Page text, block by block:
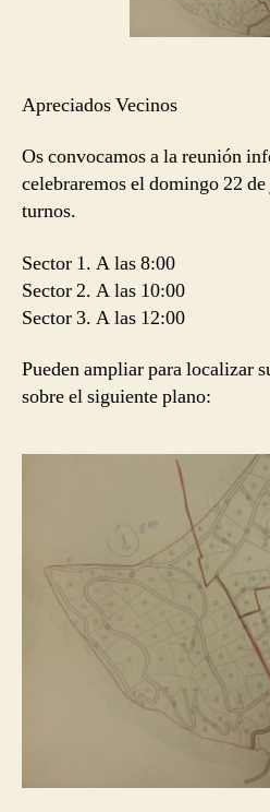
Apreciados Vecinos
Os convocamos a la reunión
celebraremos el domingo 22
turnos.
Sector 1. A las 8:00
Sector 2. A las 10:00
Sector 3. A las 12:00
Pueden ampliar para localizar
sobre el siguiente plano: